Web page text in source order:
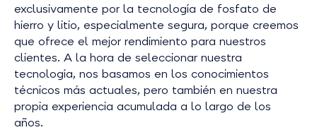
exclusivamente por la tecnología de fosfato de
hierro y litio, especialmente segura, porque creemos
que ofrece el mejor rendimiento para nuestros
clientes. A la hora de seleccionar nuestra
tecnología, nos basamos en los conocimientos
técnicos más actuales, pero también en nuestra
propia experiencia acumulada a lo largo de los
años.